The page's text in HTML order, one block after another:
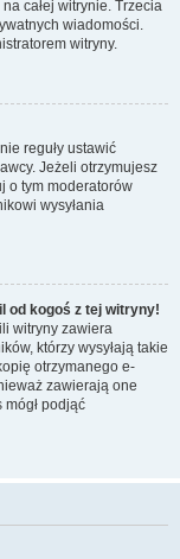
całej witrynie. Trzecia
wiadomości.
witryny.
reguły ustawić
Jeżeli otrzymujesz
o tym moderatorów
wysyłania
od kogoś z tej witryny!
witryny zawiera
którzy wysyłają takie
otrzymanego e-
zawierają one
podjąć